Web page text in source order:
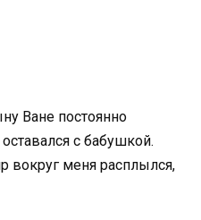
Ване постоянно
с бабушкой.
вокруг меня расплылся,